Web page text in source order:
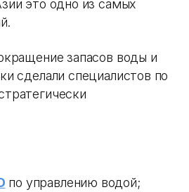
это одно из самых
запасов воды и
сделали специалистов по
по управлению водой;